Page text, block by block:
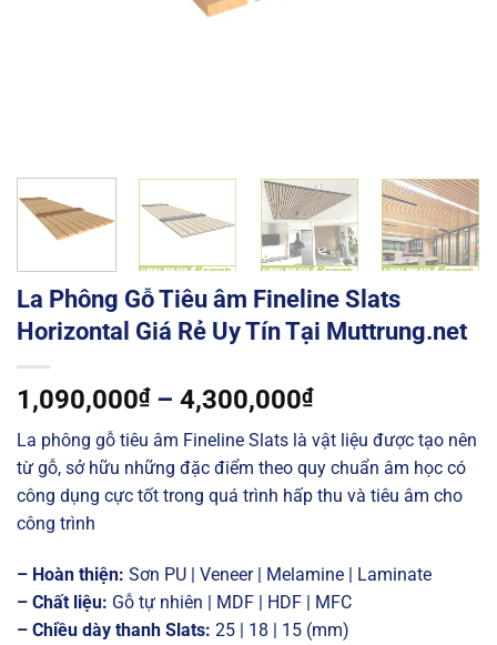
La Phông Gỗ Tiêu âm Fineline Slats
Horizontal Giá Rẻ Uy Tín Tại Muttrung.net
1,090,000₫ – 4,300,000₫Khoảng
giá:
từ
1,090,000₫
đến
La phông gỗ tiêu âm Fineline Slats là vật liệu được tạo nên
từ gỗ, sở hữu những đặc điểm theo quy chuẩn âm học có
công dụng cực tốt trong quá trình hấp thu và tiêu âm cho
công trình
– Hoàn thiện: Sơn PU | Veneer | Melamine | Laminate
– Chất liệu: Gỗ tự nhiên | MDF | HDF | MFC
– Chiều dày thanh Slats: 25 | 18 | 15 (mm)